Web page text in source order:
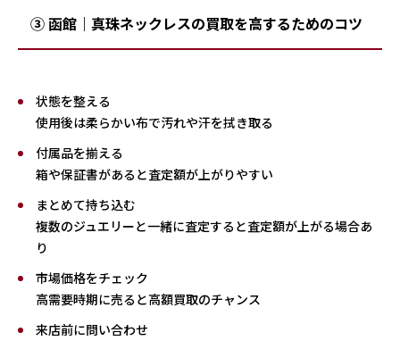
③ 函館｜真珠ネックレスの買取を高するためのコツ
状態を整える
使用後は柔らかい布で汚れや汗を拭き取る
付属品を揃える
箱や保証書があると査定額が上がりやすい
まとめて持ち込む
複数のジュエリーと一緒に査定すると査定額が上がる場合あ
り
市場価格をチェック
高需要時期に売ると高額買取のチャンス
来店前に問い合わせ